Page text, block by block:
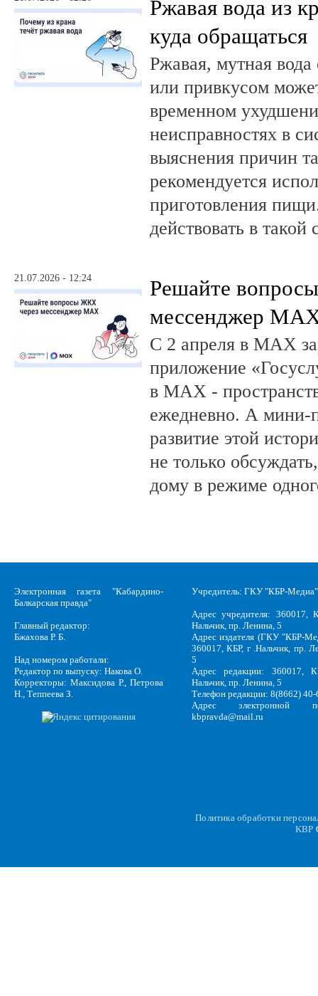
Ржавая вода из
куда обращаться
Ржавая, мутная
или привкусом
временном
неисправностях в
выяснения причин
рекомендуется
приготовления
действовать в такой
21.07.2026 - 12:24
Решайте
мессенджер
С 2 апреля в MAX
приложение
в MAX -
ежедневно. А мини-
развитие этой
не только
дому в режиме
Электронная газета "Кабардино-
Балкарская правда"
Главный редактор:
Бжахова Р. Б.
Над номером работали:
Редактор по выпуску: Накова О.
Корректоры: Максидова Р., Петрова
Н., Теппеева З.
Учредитель: ГКУ "КБР-Медиа"
Адрес учредителя: 360017,
Нальчик, пр. Ленина, 5
Адрес издателя (ГКУ "КБР-
360017, КБР, г .Нальчик, пр.
5
Адрес редакции: 360017,
Нальчик, пр. Ленина, 5
Телефон редакции: 8(8662)
Адрес электронной
kbpravda@mail.ru
Политика обработки
KBP